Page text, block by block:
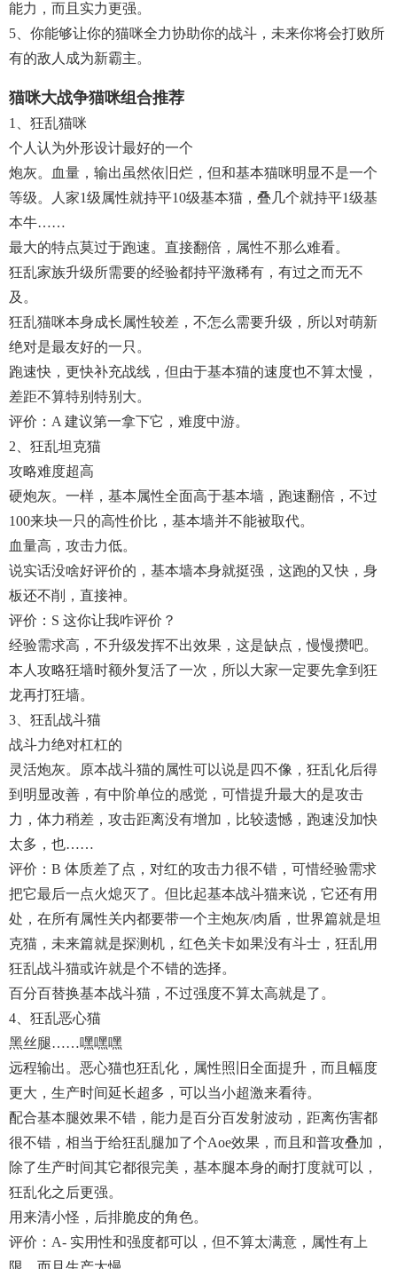
能力，而且实力更强。
5、你能够让你的猫咪全力协助你的战斗，未来你将会打败所
有的敌人成为新霸主。
猫咪大战争猫咪组合推荐
1、狂乱猫咪
个人认为外形设计最好的一个
炮灰。血量，输出虽然依旧烂，但和基本猫咪明显不是一个
等级。人家1级属性就持平10级基本猫，叠几个就持平1级基
本牛……
最大的特点莫过于跑速。直接翻倍，属性不那么难看。
狂乱家族升级所需要的经验都持平激稀有，有过之而无不
及。
狂乱猫咪本身成长属性较差，不怎么需要升级，所以对萌新
绝对是最友好的一只。
跑速快，更快补充战线，但由于基本猫的速度也不算太慢，
差距不算特别特别大。
评价：A 建议第一拿下它，难度中游。
2、狂乱坦克猫
攻略难度超高
硬炮灰。一样，基本属性全面高于基本墙，跑速翻倍，不过
100来块一只的高性价比，基本墙并不能被取代。
血量高，攻击力低。
说实话没啥好评价的，基本墙本身就挺强，这跑的又快，身
板还不削，直接神。
评价：S 这你让我咋评价？
经验需求高，不升级发挥不出效果，这是缺点，慢慢攒吧。
本人攻略狂墙时额外复活了一次，所以大家一定要先拿到狂
龙再打狂墙。
3、狂乱战斗猫
战斗力绝对杠杠的
灵活炮灰。原本战斗猫的属性可以说是四不像，狂乱化后得
到明显改善，有中阶单位的感觉，可惜提升最大的是攻击
力，体力稍差，攻击距离没有增加，比较遗憾，跑速没加快
太多，也……
评价：B 体质差了点，对红的攻击力很不错，可惜经验需求
把它最后一点火熄灭了。但比起基本战斗猫来说，它还有用
处，在所有属性关内都要带一个主炮灰/肉盾，世界篇就是坦
克猫，未来篇就是探测机，红色关卡如果没有斗士，狂乱用
狂乱战斗猫或许就是个不错的选择。
百分百替换基本战斗猫，不过强度不算太高就是了。
‍‍4、狂乱恶心猫
黑丝腿……嘿嘿嘿
远程输出。恶心猫也狂乱化，属性照旧全面提升，而且幅度
更大，生产时间延长超多，可以当小超激来看待。
配合基本腿效果不错，能力是百分百发射波动，距离伤害都
很不错，相当于给狂乱腿加了个aoe效果，而且和普攻叠加，
除了生产时间其它都很完美，基本腿本身的耐打度就可以，
狂乱化之后更强。
用来清小怪，后排脆皮的角色。
评价：A- 实用性和强度都可以，但不算太满意，属性有上